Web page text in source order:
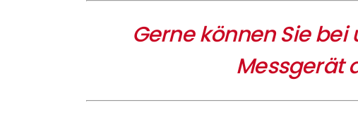
Gerne können Sie
Messgerät